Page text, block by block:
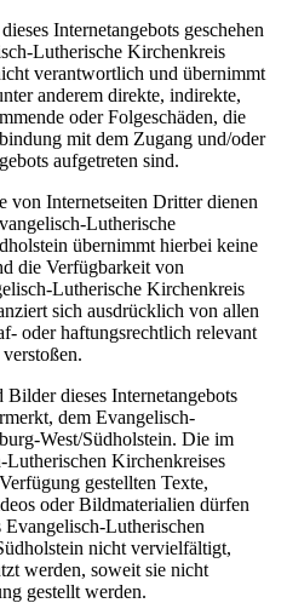
Internetangebots geschehen
Lutherische Kirchenkreis
verantwortlich und übernimmt
anderem direkte, indirekte,
oder Folgeschäden, die
mit dem Zugang und/oder
aufgetreten sind.
von Internetseiten Dritter dienen
Lutherische
übernimmt hierbei keine
die Verfügbarkeit von
Lutherische Kirchenkreis
sich ausdrücklich von allen
oder haftungsrechtlich relevant
dieses Internetangebots
dem Evangelisch-
West/Südholstein. Die im
Lutherischen Kirchenkreises
gestellten Texte,
oder Bildmaterialien dürfen
Lutherischen
nicht vervielfältigt,
werden, soweit sie nicht
gestellt werden.